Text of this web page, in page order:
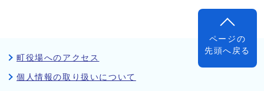
ページの
先頭へ戻る
町役場へのアクセス
個人情報の取り扱いについて